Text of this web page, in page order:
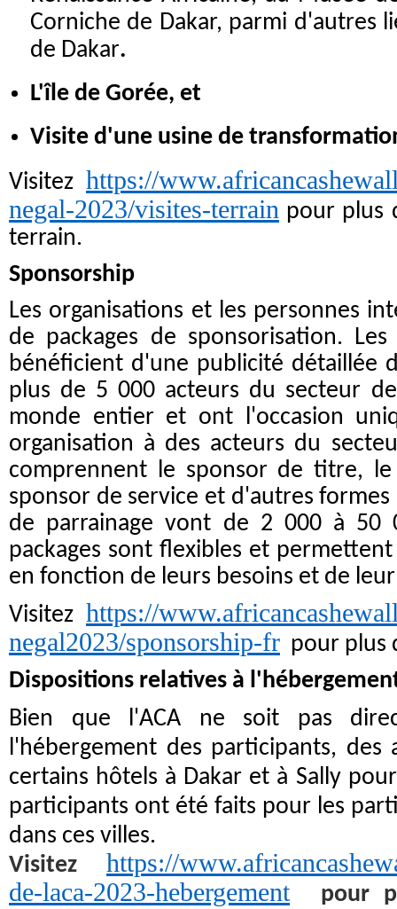
Corniche de Dakar, parmi d'autres
de Dakar.
L'île de Gorée, et
Visite d'une usine de
Visitez https://
negal-2023/visites-terrain pour plus
terrain.
Sponsorship
Les organisations et les personnes
de packages de sponsorisation.
bénéficient d'une publicité détaillée
plus de 5 000 acteurs du secteur
monde entier et ont l'occasion
organisation à des acteurs du
comprennent le sponsor de titre,
sponsor de service et d'autres formes
de parrainage vont de 2 000 à 50
packages sont flexibles et
en fonction de leurs besoins et de
Visitez https://
negal2023/sponsorship-fr pour plus
Dispositions relatives à
Bien que l'ACA ne soit pas
l'hébergement des participants, des
certains hôtels à Dakar et à Sally
participants ont été faits pour les
dans ces villes.
Visitez https://
de-laca-2023-hebergement
pour